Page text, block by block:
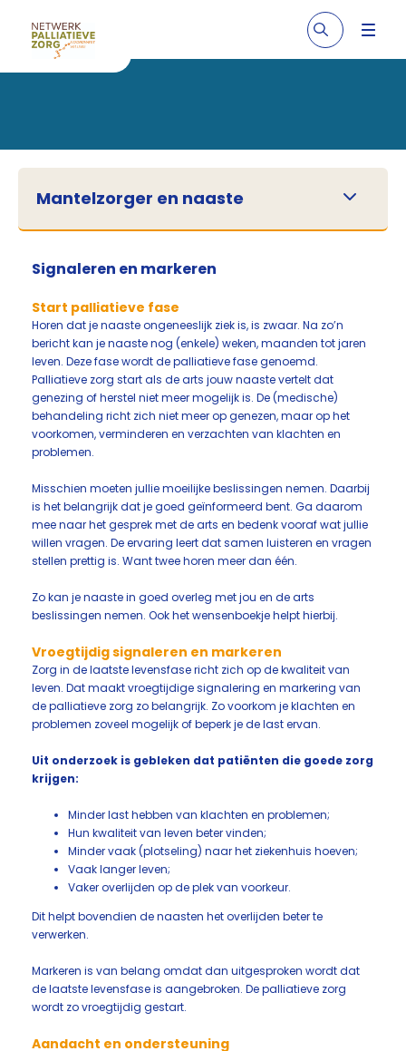
Mantelzorger en naaste
Signaleren en markeren
Start palliatieve fase
Horen dat je naaste ongeneeslijk ziek is, is zwaar. Na zo’n
bericht kan je naaste nog (enkele) weken, maanden tot jaren
leven. Deze fase wordt de palliatieve fase genoemd.
Palliatieve zorg start als de arts jouw naaste vertelt dat
genezing of herstel niet meer mogelijk is. De (medische)
behandeling richt zich niet meer op genezen, maar op het
voorkomen, verminderen en verzachten van klachten en
problemen.
Misschien moeten jullie moeilijke beslissingen nemen. Daarbij
is het belangrijk dat je goed geïnformeerd bent. Ga daarom
mee naar het gesprek met de arts en bedenk vooraf wat jullie
willen vragen. De ervaring leert dat samen luisteren en vragen
stellen prettig is. Want twee horen meer dan één.
Zo kan je naaste in goed overleg met jou en de arts
beslissingen nemen. Ook het wensenboekje helpt hierbij.
Vroegtijdig signaleren en markeren
Zorg in de laatste levensfase richt zich op de kwaliteit van
leven. Dat maakt vroegtijdige signalering en markering van
de palliatieve zorg zo belangrijk. Zo voorkom je klachten en
problemen zoveel mogelijk of beperk je de last ervan.
Uit onderzoek is gebleken dat patiënten die goede zorg
krijgen:
Minder last hebben van klachten en problemen;
Hun kwaliteit van leven beter vinden;
Minder vaak (plotseling) naar het ziekenhuis hoeven;
Vaak langer leven;
Vaker overlijden op de plek van voorkeur.
Dit helpt bovendien de naasten het overlijden beter te
verwerken.
Markeren is van belang omdat dan uitgesproken wordt dat
de laatste levensfase is aangebroken. De palliatieve zorg
wordt zo vroegtijdig gestart.
Aandacht en ondersteuning